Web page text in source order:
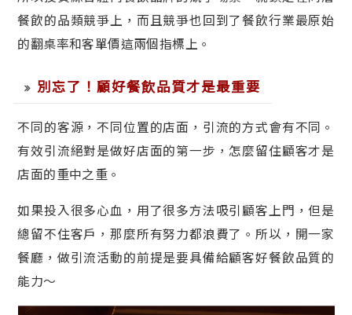
餐飲的品類競爭上，而且競爭也回到了餐飲行業最原始
的翻桌率和客單價這兩個指標上。
別忘了！顧好餐飲品質才是最重要
不同的客源，不同位置的店面，引流的方式會有不同。
有效引流絕對是做好店面的第一步，怎麼留住顧客才是
店面的重中之重。
如果投入很多心血，用了很多方法吸引顧客上門，但是
總留不住客戶，那麼所有努力都浪費了。所以，開一家
餐廳，做引流活動的前提是要具備給顧客好餐飲品質的
能力～